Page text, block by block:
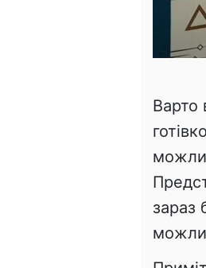
Варто
зараз